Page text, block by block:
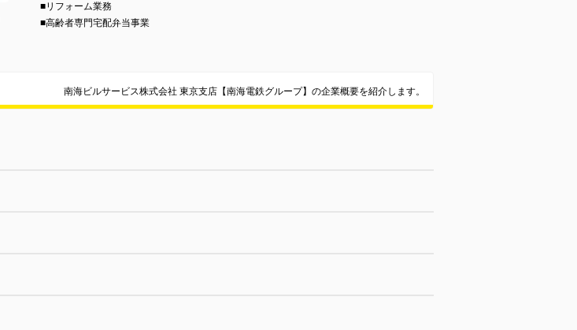
■リフォーム業務
■高齢者専門宅配弁当事業
南海ビルサービス株式会社 東京支店【南海電鉄グループ】の企業概要を紹介します。